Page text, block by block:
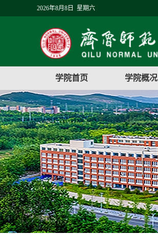
2026年8月8日 星期六
学院首页 学院概况